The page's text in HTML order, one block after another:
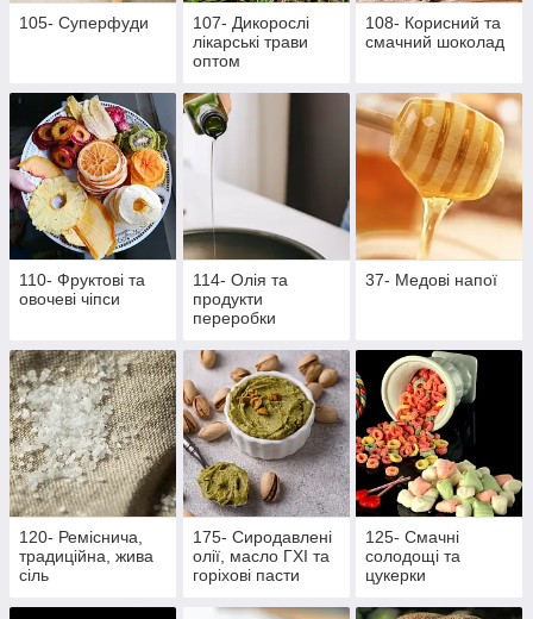
105- Суперфуди
107- Дикорослі
лікарські трави
оптом
108- Корисний та
смачний шоколад
110- Фруктові та
овочеві чіпси
114- Олія та
продукти
переробки
37- Медові напої
120- Реміснича,
традиційна, жива
сіль
175- Сиродавлені
олії, масло ГХІ та
горіхові пасти
125- Смачні
солодощі та
цукерки